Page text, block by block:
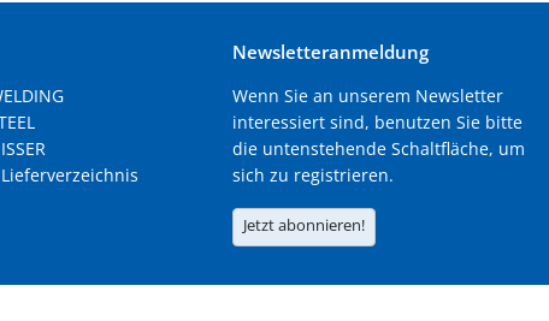
Newsletteranmeldung
Wenn Sie an unserem Newsletter
interessiert sind, benutzen Sie bitte
die untenstehende Schaltfläche, um
sich zu registrieren.
Jetzt abonnieren!